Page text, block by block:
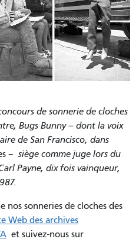
de sonnerie de cloches
Bugs Bunny – dont la voix
de San Francisco, dans
– siège comme juge lors du
Payne, dix fois vainqueur,
nos sonneries de cloches des
Web des archives
et suivez-nous sur